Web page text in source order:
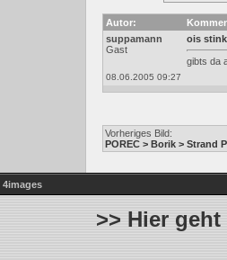
Autor:
suppamann
Gast
ois
gibts da
08.06.2005 09:27
Vorheriges Bild:
POREC > Borik > Strand
4images
>> Hier